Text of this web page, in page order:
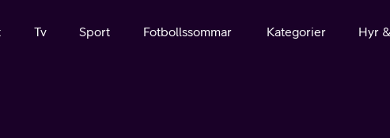
Tv Sport Fotbollssommar Kategorier Hyr